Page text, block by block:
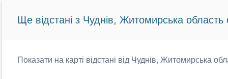
Ще відстані з Чуднів, Житомирська область
Показати на карті відстані від Чуднів, Житомирська